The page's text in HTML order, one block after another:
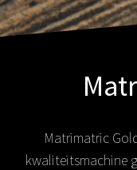
Matrimatric
kwaliteitsmachine